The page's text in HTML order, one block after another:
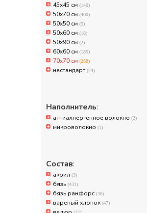
45x45 см (140)
50x70 см (400)
50х50 см (5)
50х60 см (18)
50х90 см (2)
60x60 см (185)
70x70 см (268)
нестандарт(24)
Наполнитель:
антиаллергенное волокно (2)
микроволокно (1)
Состав:
акрил (3)
бязь (431)
бязь ранфорс (36)
вареный хлопок (47)